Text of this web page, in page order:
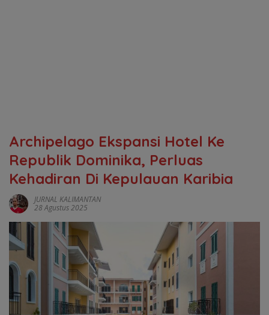
Archipelago Ekspansi Hotel Ke
Republik Dominika, Perluas
Kehadiran Di Kepulauan Karibia
JURNAL KALIMANTAN
28 Agustus 2025